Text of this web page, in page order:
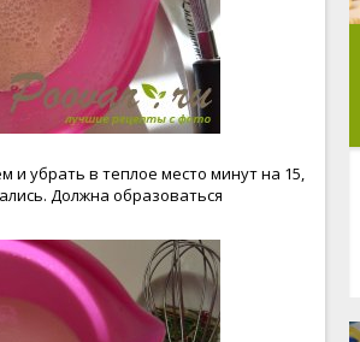
и убрать в теплое место минут на 15,
Должна образоваться